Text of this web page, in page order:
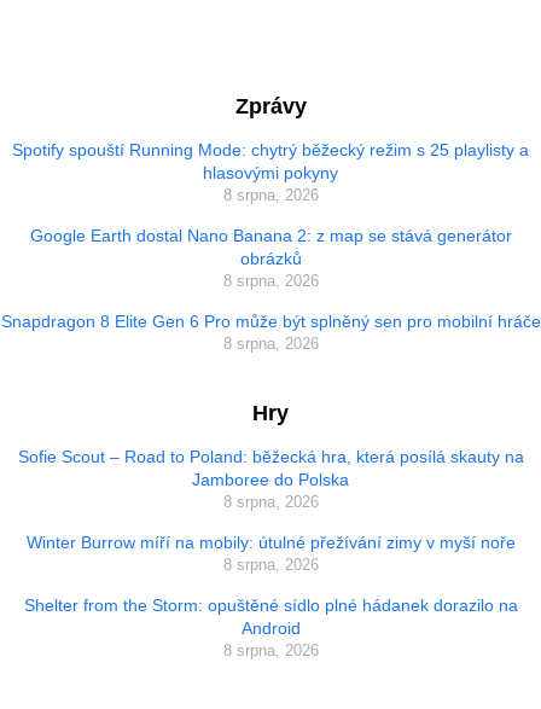
Zprávy
Spotify spouští Running Mode: chytrý běžecký režim s 25 playlisty a
hlasovými pokyny
8 srpna, 2026
Google Earth dostal Nano Banana 2: z map se stává generátor
obrázků
8 srpna, 2026
Snapdragon 8 Elite Gen 6 Pro může být splněný sen pro mobilní hráče
8 srpna, 2026
Hry
Sofie Scout – Road to Poland: běžecká hra, která posílá skauty na
Jamboree do Polska
8 srpna, 2026
Winter Burrow míří na mobily: útulné přežívání zimy v myší noře
8 srpna, 2026
Shelter from the Storm: opuštěné sídlo plné hádanek dorazilo na
Android
8 srpna, 2026